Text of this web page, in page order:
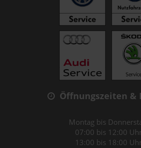
Öffnungszeiten &
Montag bis
07:00 bis 12:00
13:00 bis 18:00